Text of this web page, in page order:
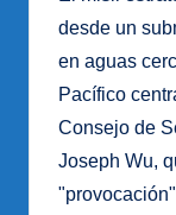
desde un
en aguas
Pacífico
Consejo de
Joseph Wu,